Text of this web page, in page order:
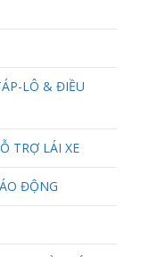
LÔ & ĐIỀU
TRỢ LÁI XE
ĐỘNG